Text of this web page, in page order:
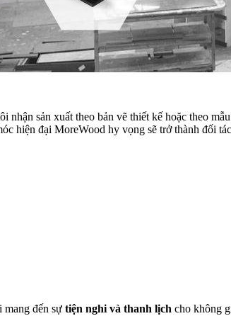
nhận sản xuất theo bản vẽ thiết kế hoặc theo
đại MoreWood hy vọng sẽ trở thành đối
mang đến sự tiện nghi và thanh lịch cho không